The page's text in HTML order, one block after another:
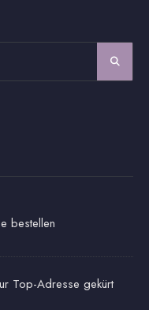
bestellen
Top-Adresse gekürt